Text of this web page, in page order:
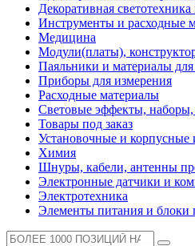
Декоративная
Инструменты и расходные
Медицина
Модули(платы),
Паяльники и материалы
Приборы для измерения
Расходные материалы
Световые эффекты,
Товары под заказ
Установочные и корпусные
Химия
Шнуры, кабели, антенны
Электронные датчики и
Электротехника
Элементы питания и блоки